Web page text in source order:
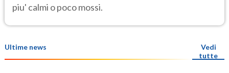
piu' calmi o poco mossi.
Ultime news
Vedi
tutte